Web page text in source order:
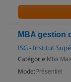
MBA gestion
ISG - Institut
Catégorie: Mba
Mode: Présentiel